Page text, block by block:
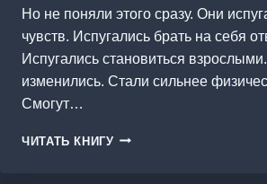
Но не поняли этого сразу. Они
чувств. Испугались брать на себя
Испугались становиться
изменились. Стали сильнее
Смогут…
ЧИТАТЬ КНИГУ ДО